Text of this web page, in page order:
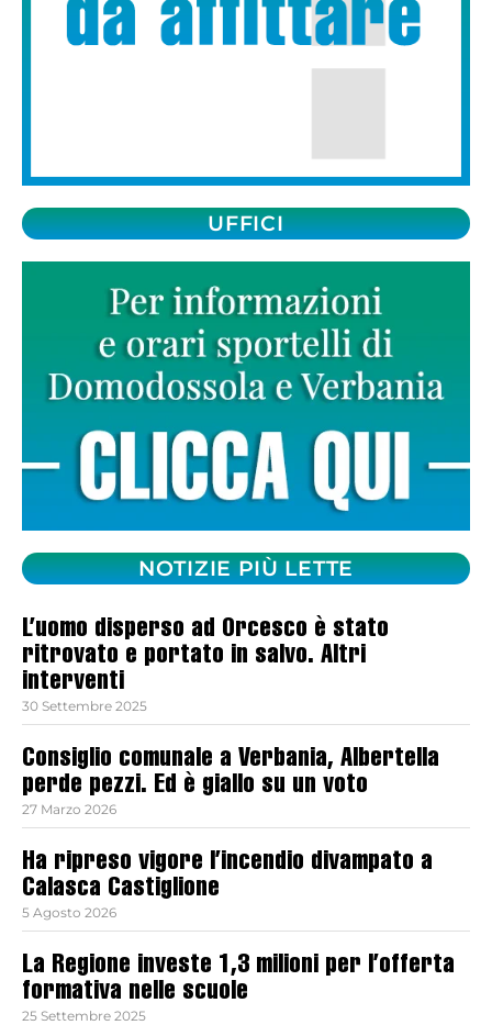
UFFICI
NOTIZIE PIÙ LETTE
L’uomo disperso ad Orcesco è stato
ritrovato e portato in salvo. Altri
interventi
30 Settembre 2025
Consiglio comunale a Verbania, Albertella
perde pezzi. Ed è giallo su un voto
27 Marzo 2026
Ha ripreso vigore l’incendio divampato a
Calasca Castiglione
5 Agosto 2026
La Regione investe 1,3 milioni per l’offerta
formativa nelle scuole
25 Settembre 2025